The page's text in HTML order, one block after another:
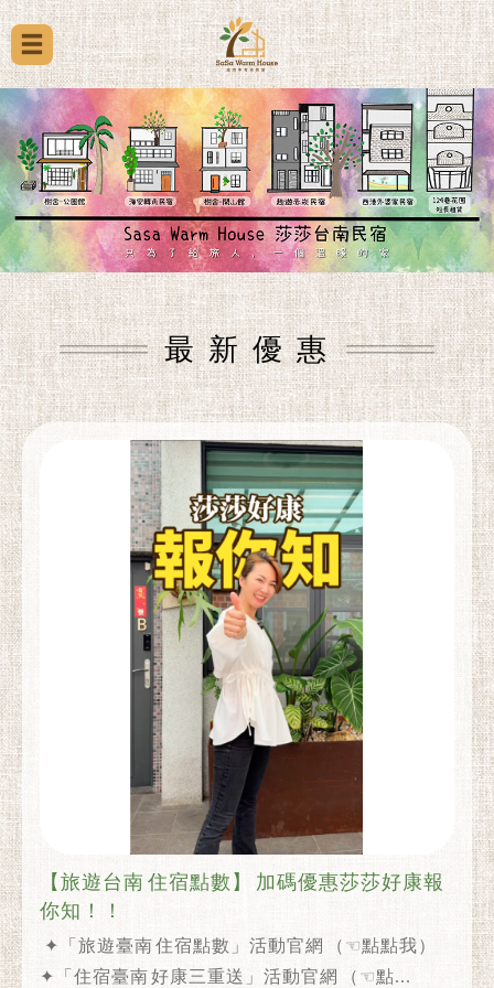
最 新 優 惠
【旅遊台南 住宿點數】 加碼優惠莎莎好康報
你知！！
✦「住宿臺南 好康三重送」活動官網 （☜點...